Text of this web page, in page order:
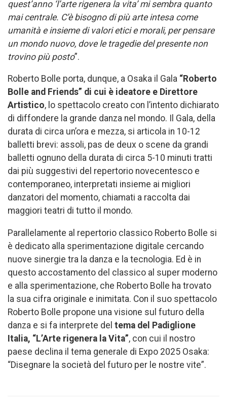
quest’anno ‘l’arte rigenera la vita’ mi sembra quanto
mai centrale. C’è bisogno di più arte intesa come
umanità e insieme di valori etici e morali, per pensare
un mondo nuovo, dove le tragedie del presente non
trovino più posto”.
Roberto Bolle porta, dunque, a Osaka il Gala “Roberto
Bolle and Friends” di cui è ideatore e Direttore
Artistico, lo spettacolo creato con l’intento dichiarato
di diffondere la grande danza nel mondo. Il Gala, della
durata di circa un’ora e mezza, si articola in 10-12
balletti brevi: assoli, pas de deux o scene da grandi
balletti ognuno della durata di circa 5-10 minuti tratti
dai più suggestivi del repertorio novecentesco e
contemporaneo, interpretati insieme ai migliori
danzatori del momento, chiamati a raccolta dai
maggiori teatri di tutto il mondo.
Parallelamente al repertorio classico Roberto Bolle si
è dedicato alla sperimentazione digitale cercando
nuove sinergie tra la danza e la tecnologia. Ed è in
questo accostamento del classico al super moderno
e alla sperimentazione, che Roberto Bolle ha trovato
la sua cifra originale e inimitata. Con il suo spettacolo
Roberto Bolle propone una visione sul futuro della
danza e si fa interprete del tema del Padiglione
Italia, “L’Arte rigenera la Vita”, con cui il nostro
paese declina il tema generale di Expo 2025 Osaka:
“Disegnare la società del futuro per le nostre vite”.